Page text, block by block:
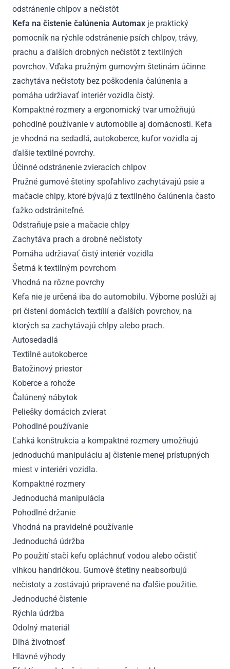
odstránenie chlpov a nečistôt
Kefa na čistenie čalúnenia Automax je praktický
pomocník na rýchle odstránenie psích chlpov, trávy,
prachu a ďalších drobných nečistôt z textilných
povrchov. Vďaka pružným gumovým štetinám účinne
zachytáva nečistoty bez poškodenia čalúnenia a
pomáha udržiavať interiér vozidla čistý.
Kompaktné rozmery a ergonomický tvar umožňujú
pohodlné používanie v automobile aj domácnosti. Kefa
je vhodná na sedadlá, autokoberce, kufor vozidla aj
ďalšie textilné povrchy.
Účinné odstránenie zvieracích chlpov
Pružné gumové štetiny spoľahlivo zachytávajú psie a
mačacie chlpy, ktoré bývajú z textilného čalúnenia často
ťažko odstrániteľné.
Odstraňuje psie a mačacie chlpy
Zachytáva prach a drobné nečistoty
Pomáha udržiavať čistý interiér vozidla
Šetrná k textilným povrchom
Vhodná na rôzne povrchy
Kefa nie je určená iba do automobilu. Výborne poslúži aj
pri čistení domácich textílií a ďalších povrchov, na
ktorých sa zachytávajú chlpy alebo prach.
Autosedadlá
Textilné autokoberce
Batožinový priestor
Koberce a rohože
Čalúnený nábytok
Peliešky domácich zvierat
Pohodlné používanie
Ľahká konštrukcia a kompaktné rozmery umožňujú
jednoduchú manipuláciu aj čistenie menej prístupných
miest v interiéri vozidla.
Kompaktné rozmery
Jednoduchá manipulácia
Pohodlné držanie
Vhodná na pravidelné používanie
Jednoduchá údržba
Po použití stačí kefu opláchnuť vodou alebo očistiť
vlhkou handričkou. Gumové štetiny neabsorbujú
nečistoty a zostávajú pripravené na ďalšie použitie.
Jednoduché čistenie
Rýchla údržba
Odolný materiál
Dlhá životnosť
Hlavné výhody